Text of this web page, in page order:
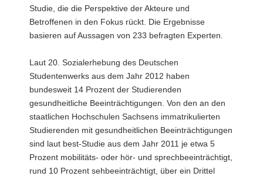
Studie, die die Perspektive der Akteure und
Betroffenen in den Fokus rückt. Die Ergebnisse
basieren auf Aussagen von 233 befragten Experten.
Laut 20. Sozialerhebung des Deutschen
Studentenwerks aus dem Jahr 2012 haben
bundesweit 14 Prozent der Studierenden
gesundheitliche Beeinträchtigungen. Von den an den
staatlichen Hochschulen Sachsens immatrikulierten
Studierenden mit gesundheitlichen Beeinträchtigungen
sind laut best-Studie aus dem Jahr 2011 je etwa 5
Prozent mobilitäts- oder hör- und sprechbeeinträchtigt,
rund 10 Prozent sehbeeinträchtigt, über ein Drittel